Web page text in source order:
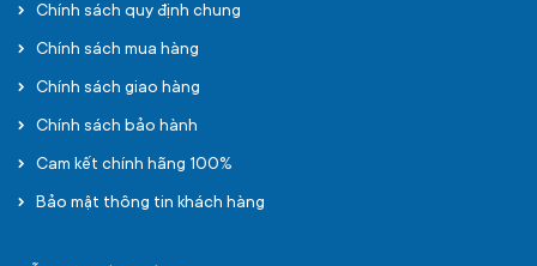
Chính sách quy định chung
Chính sách mua hàng
Chính sách giao hàng
Chính sách bảo hành
Cam kết chính hãng 100%
Bảo mật thông tin khách hàng